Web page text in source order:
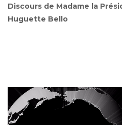
Discours de Madame la
Huguette Bello